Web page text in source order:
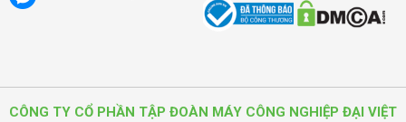
CÔNG TY CỔ PHẦN TẬP ĐOÀN MÁY CÔNG NGHIỆP ĐẠI VIỆT